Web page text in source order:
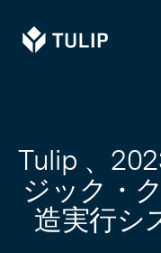
Tulip
Tulip 、
ジック・
造実行シ